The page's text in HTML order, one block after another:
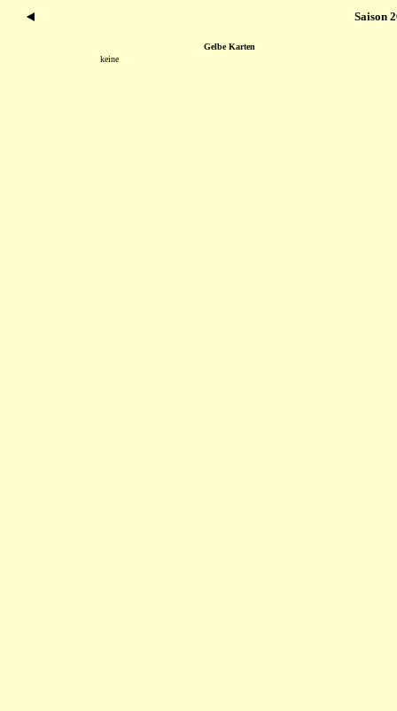
Saison
Gelbe Karten
keine